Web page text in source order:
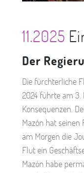
11.2025
Der
Die fürchterliche
2024 führte am 3.
Konsequenzen.
Mazón hat
am Morgen die
Flut ein
Mazón habe